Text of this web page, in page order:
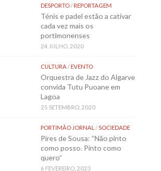
DESPORTO/REPORTAGEM
Ténis e padel estão a cativar
cada vez mais os
portimonenses
24 JULHO, 2020
CULTURA/EVENTO
Orquestra de Jazz do Algarve
convida Tutu Puoane em
Lagoa
25 SETEMBRO, 2020
PORTIMÃO JORNAL /SOCIEDADE
Pires de Sousa: “Não pinto
como posso. Pinto como
quero”
6 FEVEREIRO, 2023